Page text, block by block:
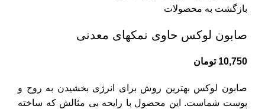
بازگشت به محصولات
صابون لوکس حاوی نمکهای معدنی
10,750 تومان
صابون لوکس بهترین روش برای انرژی بخشیدن به روح و
پوست شماست. این محصول با رایحه بی مثالش که ساخته